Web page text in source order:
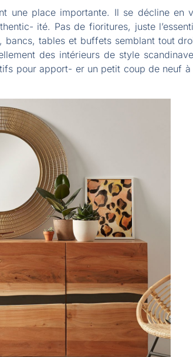
une place importante. Il se décline en
ité. Pas de fioritures, juste
tables et buffets semblant tout
des intérieurs de style
pour apport- er un petit coup de neuf